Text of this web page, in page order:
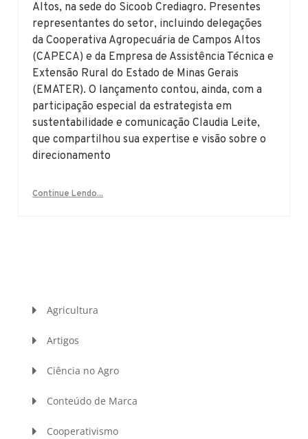
Altos, na sede do Sicoob Crediagro. Presentes
representantes do setor, incluindo delegações
da Cooperativa Agropecuária de Campos Altos
(CAPECA) e da Empresa de Assistência Técnica e
Extensão Rural do Estado de Minas Gerais
(EMATER). O lançamento contou, ainda, com a
participação especial da estrategista em
sustentabilidade e comunicação Claudia Leite,
que compartilhou sua expertise e visão sobre o
direcionamento
Continue Lendo...
Agricultura
Artigos
Ciência no Agro
Conteúdo de Marca
Cooperativismo